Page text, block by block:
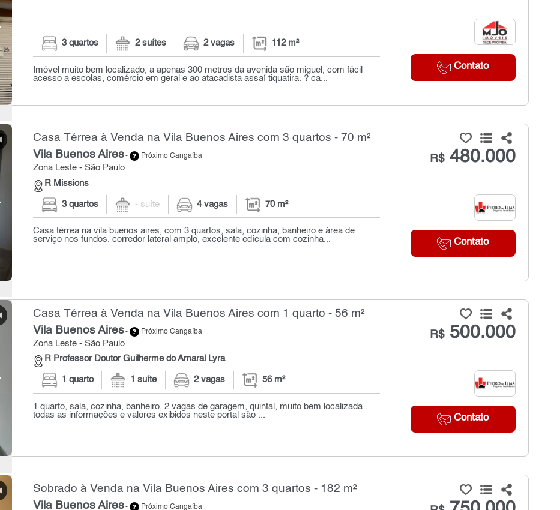
Contato
3 quartos 2 suítes 2 vagas 112 m²
Imóvel muito bem localizado, a apenas 300 metros da avenida são miguel, com fácil
acesso a escolas, comércio em geral e ao atacadista assaí tiquatira. ? ca...
Casa Térrea à Venda na Vila Buenos Aires com 3 quartos - 70 m²
Vila Buenos Aires- Próximo Cangaíba
Zona Leste - São Paulo
R Missions
R$480.000
Contato
3 quartos - suíte 4 vagas 70 m²
Casa térrea na vila buenos aires, com 3 quartos, sala, cozinha, banheiro e área de
serviço nos fundos. corredor lateral amplo, excelente edícula com cozinha...
Casa Térrea à Venda na Vila Buenos Aires com 1 quarto - 56 m²
Vila Buenos Aires- Próximo Cangaíba
Zona Leste - São Paulo
R Professor Doutor Guilherme do Amaral Lyra
R$500.000
Contato
1 quarto 1 suíte 2 vagas 56 m²
1 quarto, sala, cozinha, banheiro, 2 vagas de garagem, quintal, muito bem localizada .
todas as informações e valores exibidos neste portal são ...
Sobrado à Venda na Vila Buenos Aires com 3 quartos - 182 m²
Vila Buenos Aires- Próximo Cangaíba